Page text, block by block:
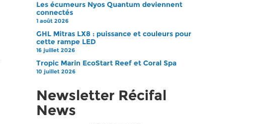
Les écumeurs Nyos Quantum deviennent
connectés
1 août 2026
GHL Mitras LX8 : puissance et couleurs pour
cette rampe LED
16 juillet 2026
Tropic Marin EcoStart Reef et Coral Spa
10 juillet 2026
Newsletter Récifal
News